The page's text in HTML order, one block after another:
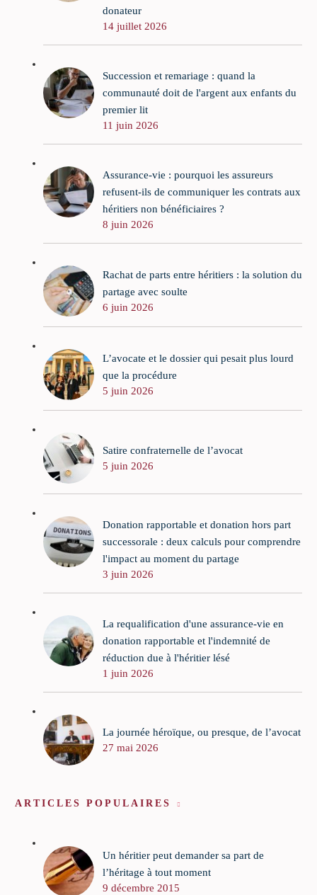
donateur
14 juillet 2026
Succession et remariage : quand la
communauté doit de l'argent aux enfants du
premier lit
11 juin 2026
Assurance-vie : pourquoi les assureurs
refusent-ils de communiquer les contrats aux
héritiers non bénéficiaires ?
8 juin 2026
Rachat de parts entre héritiers : la solution du
partage avec soulte
6 juin 2026
L’avocate et le dossier qui pesait plus lourd
que la procédure
5 juin 2026
Satire confraternelle de l’avocat
5 juin 2026
Donation rapportable et donation hors part
successorale : deux calculs pour comprendre
l'impact au moment du partage
3 juin 2026
La requalification d'une assurance-vie en
donation rapportable et l'indemnité de
réduction due à l'héritier lésé
1 juin 2026
La journée héroïque, ou presque, de l’avocat
27 mai 2026
ARTICLES POPULAIRES
Un héritier peut demander sa part de
l’héritage à tout moment
9 décembre 2015